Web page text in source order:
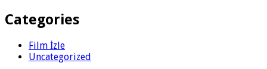
Categories
Film İzle
Uncategorized